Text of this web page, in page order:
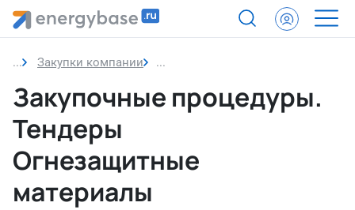
Закупки компании Огнезащитные материалы
Закупочные процедуры.
Тендеры
Огнезащитные
материалы